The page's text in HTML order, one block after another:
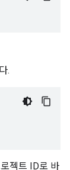
.
젝트 ID로 바